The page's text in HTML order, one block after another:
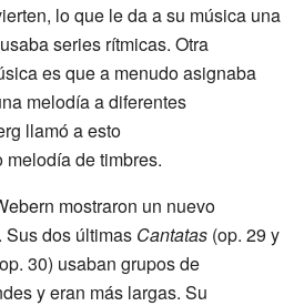
lo que le da a su música una
series rítmicas. Otra
es que a menudo asignaba
melodía a diferentes
llamó a esto
melodía de timbres.
mostraron un nuevo
dos últimas Cantatas (op. 29 y
30) usaban grupos de
y eran más largas. Su